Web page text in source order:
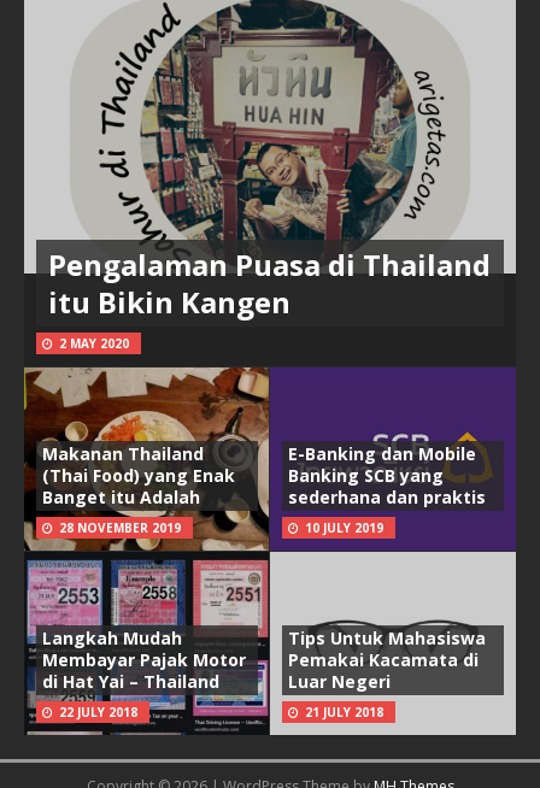
Pengalaman Puasa di Thailand
itu Bikin Kangen
2 MAY 2020
Makanan Thailand
(Thai Food) yang Enak
Banget itu Adalah
28 NOVEMBER 2019
E-Banking dan Mobile
Banking SCB yang
sederhana dan praktis
10 JULY 2019
Langkah Mudah
Membayar Pajak Motor
di Hat Yai – Thailand
22 JULY 2018
Tips Untuk Mahasiswa
Pemakai Kacamata di
Luar Negeri
21 JULY 2018